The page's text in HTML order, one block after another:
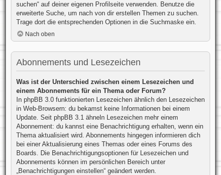
suchen“ auf deiner eigenen Profilseite verwenden. Benutze die
erweiterte Suche, um nach von dir erstellen Themen zu suchen.
Trage dort die entsprechenden Optionen in die Suchmaske ein.
Nach oben
Abonnements und Lesezeichen
Was ist der Unterschied zwischen einem Lesezeichen und
einem Abonnements für ein Thema oder Forum?
In phpBB 3.0 funktionierten Lesezeichen ähnlich den Lesezeichen
in Web-Browsern: du bekamst keine Informationen bei einem
Update. Seit phpBB 3.1 ähneln Lesezeichen mehr einem
Abonnement: du kannst eine Benachrichtigung erhalten, wenn ein
Thema aktualisiert wird. Abonnements hingegen informieren dich
bei einer Aktualisierung eines Themas oder eines Forums des
Boards. Die Benachrichtigungsoptionen für Lesezeichen und
Abonnements können im persönlichen Bereich unter
„Benachrichtigungen einstellen“ geändert werden.